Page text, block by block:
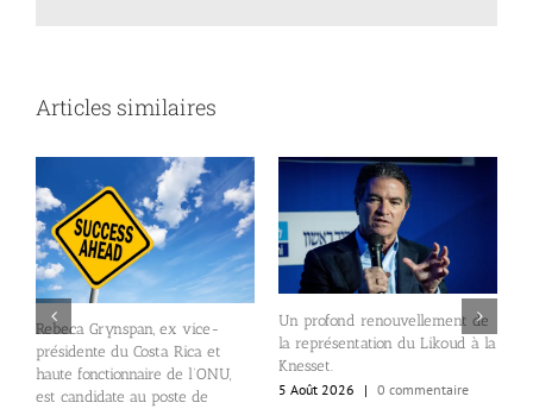
Articles similaires
Rebeca Grynspan, ex vice-
présidente du Costa Rica et
haute fonctionnaire de l’ONU,
est candidate au poste de
Un profond renouvellement de
la représentation du Likoud à la
Knesset.
5 Août 2026
| 0 commentaire